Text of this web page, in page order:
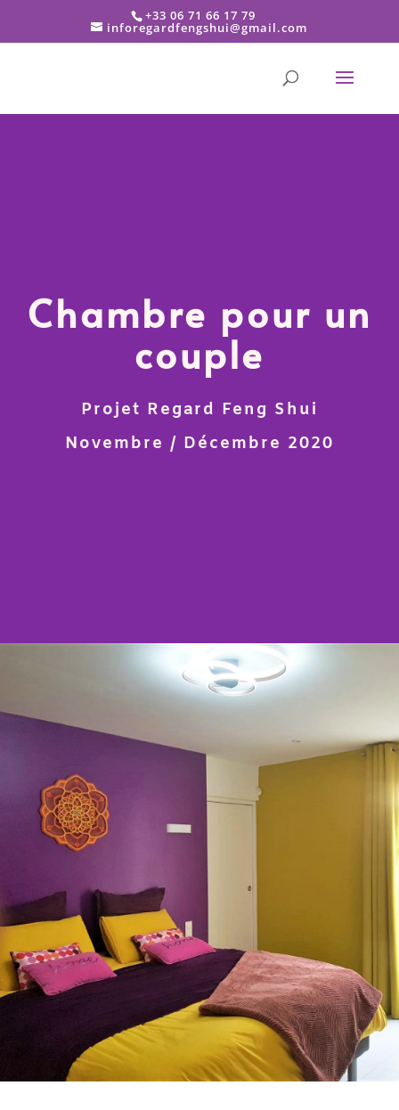
+33 06 71 66 17 79
inforegardfengshui@gmail.com
Chambre pour un
couple
Projet Regard Feng Shui
Novembre / Décembre 2020